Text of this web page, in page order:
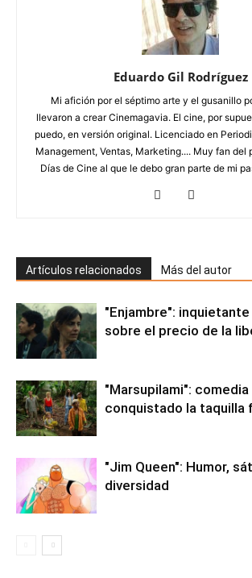
Eduardo Gil Rodríguez
Mi afición por el séptimo arte y el gusanillo
llevaron a crear Cinemagavia. El cine, por
puedo, en versión original. Licenciado en
Management, Ventas, Marketing.... Muy fan del
Días de Cine al que le debo gran parte de mi
Artículos relacionados Más del autor
"Enjambre":
sobre el precio de la
"Marsupilami":
conquistado la taquilla
"Jim Queen": Humor,
diversidad